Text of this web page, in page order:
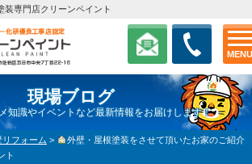
MENU
装専門店クリーンペイント
現場ブログ
知識やイベントなど最新情報をお届けします！
リフォーム >
外壁・屋根塗装をさせて頂いたお家のご紹介
ト